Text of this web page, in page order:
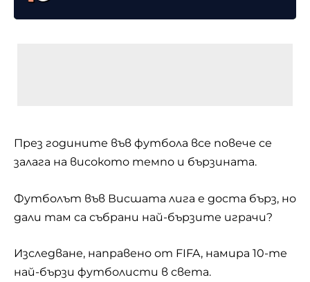
През годините във футбола все повече се
залага на високото темпо и бързината.
Футболът във Висшата лига е доста бърз, но
дали там са събрани най-бързите играчи?
Изследване, направено от FIFA, намира 10-те
най-бързи футболисти в света.